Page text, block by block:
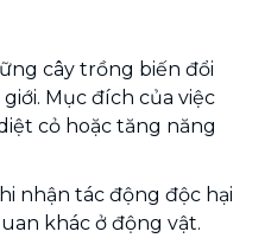
cây trồng biến đổi
Mục đích của việc
cỏ hoặc tăng năng
nhận tác động độc hại
khác ở động vật.